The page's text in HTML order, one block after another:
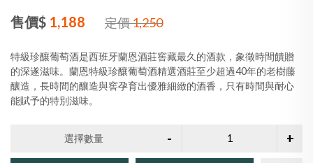
售價$ 1,188 定價1,250
特級珍釀葡萄酒是西班牙蘭恩酒莊窖藏最久的酒款，象徵時間饋贈
的深遂滋味。蘭恩特級珍釀葡萄酒精選酒莊至少超過40年的老樹藤
釀造，長時間的釀造與窖孕育出優雅細緻的酒香，只有時間與耐心
能賦予的特別滋味。
選擇數量